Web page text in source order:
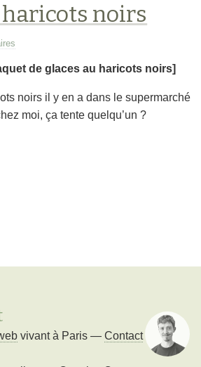
haricots noirs
noirs il y en a dans le supermarché
moi, ça tente quelqu’un ?
vivant à Paris — Contact